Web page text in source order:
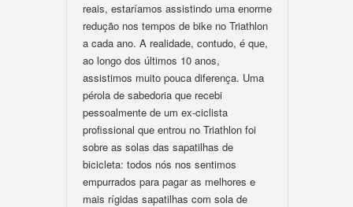
reais, estaríamos assistindo uma enorme
redução nos tempos de bike no Triathlon
a cada ano. A realidade, contudo, é que,
ao longo dos últimos 10 anos,
assistimos muito pouca diferença. Uma
pérola de sabedoria que recebi
pessoalmente de um ex-ciclista
profissional que entrou no Triathlon foi
sobre as solas das sapatilhas de
bicicleta: todos nós nos sentimos
empurrados para pagar as melhores e
mais rígidas sapatilhas com sola de